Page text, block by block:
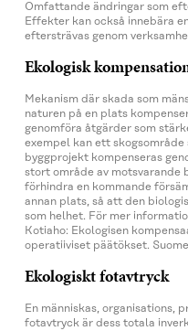
Omfattande ändringar som
Effekter kan också innebära
eftersträvas genom
Ekologisk
Mekanism där skada som
naturen på en plats
genomföra åtgärder som
exempel kan ett
byggprojekt kompenseras
stort område av motsvarande
förhindra en kommande
annan plats, så att den
som helhet. För mer
Kotiaho: Ekologisen
operatiiviset päätökset.
Ekologiskt fotavtryck
En människas, organisations,
fotavtryck är dess totala